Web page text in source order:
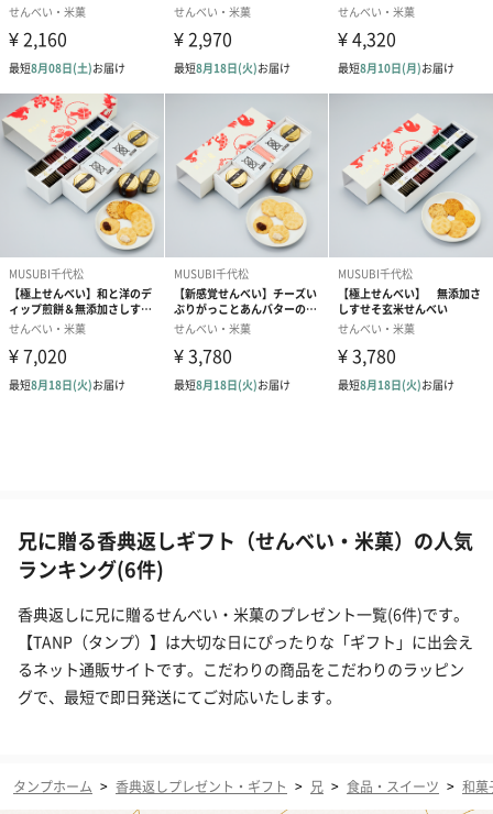
兄に贈る香典返しギフト（せんべい・米菓）の人気
ランキング(6件)
香典返しに兄に贈るせんべい・米菓のプレゼント一覧(6件)です。
【TANP（タンプ）】は大切な日にぴったりな「ギフト」に出会え
るネット通販サイトです。こだわりの商品をこだわりのラッピン
グで、最短で即日発送にてご対応いたします。
タンプホーム > 香典返しプレゼント・ギフト > 兄 > 食品・スイーツ > 和菓